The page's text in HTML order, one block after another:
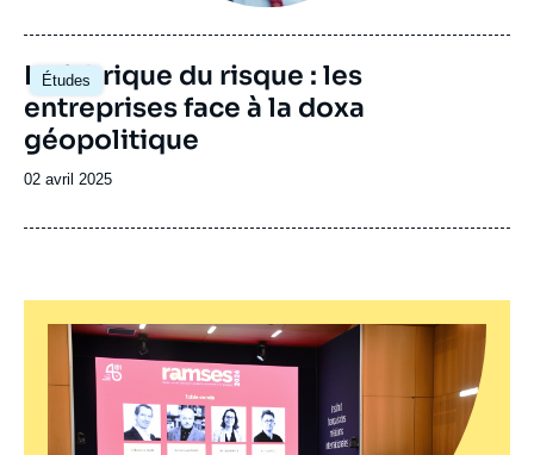
publication
Études
Image
principale
La fabrique du risque : les
entreprises face à la doxa
géopolitique
Date
publication
02 avril 2025